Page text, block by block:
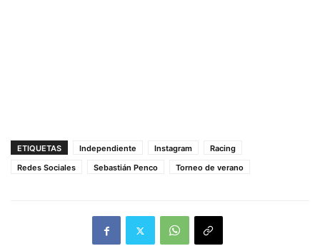
ETIQUETAS Independiente Instagram
Racing
Redes Sociales
Sebastián Penco Torneo de verano